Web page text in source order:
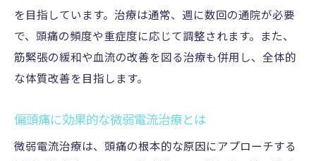
頭痛治療の効果を最大化する整骨院
整骨院での施術費用を詳しく解説
整骨院治療の効果を実感する方法
頭痛改善に向けた整骨院の費用対効果
寺庄整骨院で受けられる最新の頭痛治療
整骨院での最新治療法を体験する
を目指しています。治療は通常、週に数回の通院が必要
で、頭痛の頻度や重症度に応じて調整されます。また、
筋緊張の緩和や血流の改善を図る治療も併用し、全体的
な体質改善を目指します。
偏頭痛に効果的な微弱電流治療とは
微弱電流治療は、頭痛の根本的な原因にアプローチする